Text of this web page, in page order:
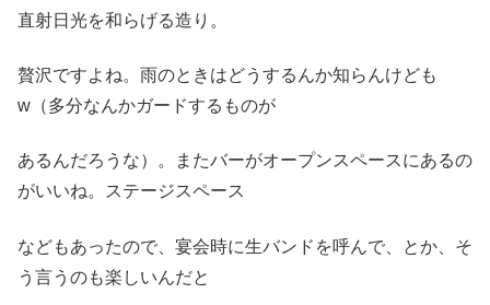
直射日光を和らげる造り。
贅沢ですよね。雨のときはどうするんか知らんけども
w（多分なんかガードするものが
あるんだろうな）。またバーがオープンスペースにあるの
がいいね。ステージスペース
などもあったので、宴会時に生バンドを呼んで、とか、そ
う言うのも楽しいんだと